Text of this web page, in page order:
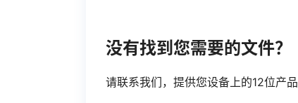
没有找到您需要的文件？
请联系我们，提供您设备上的12位产